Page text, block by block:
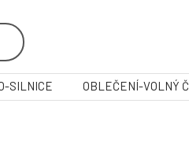
SILNICE OBLEČENÍ-VOLNÝ